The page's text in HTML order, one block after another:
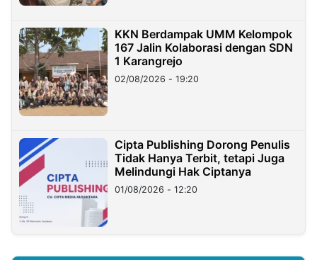
KKN Berdampak UMM Kelompok
167 Jalin Kolaborasi dengan SDN
1 Karangrejo
02/08/2026 - 19:20
Cipta Publishing Dorong Penulis
Tidak Hanya Terbit, tetapi Juga
Melindungi Hak Ciptanya
01/08/2026 - 12:20